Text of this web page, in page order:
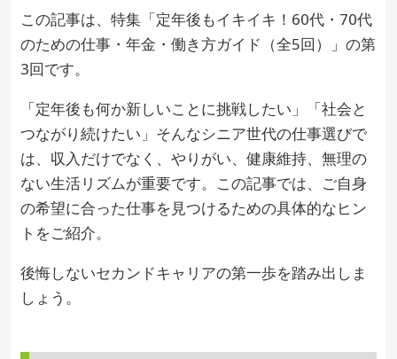
この記事は、特集「定年後もイキイキ！60代・70代
のための仕事・年金・働き方ガイド（全5回）」の第
3回です。
「定年後も何か新しいことに挑戦したい」「社会と
つながり続けたい」そんなシニア世代の仕事選びで
は、収入だけでなく、やりがい、健康維持、無理の
ない生活リズムが重要です。この記事では、ご自身
の希望に合った仕事を見つけるための具体的なヒン
トをご紹介。
後悔しないセカンドキャリアの第一歩を踏み出しま
しょう。